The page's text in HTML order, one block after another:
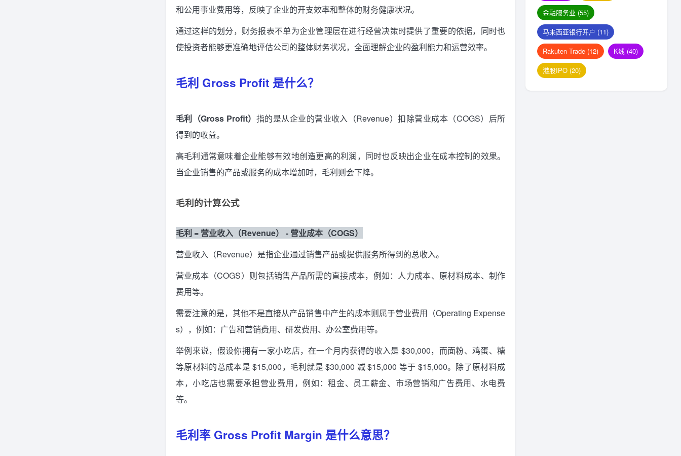
和公用事业费用等，反映了企业的开支效率和整体的财务健康状况。
通过这样的划分，财务报表不单为企业管理层在进行经营决策时提供了重要的依据，同时也
使投资者能够更准确地评估公司的整体财务状况，全面理解企业的盈利能力和运营效率。
毛利 Gross Profit 是什么？
毛利（Gross Profit） 指的是从企业的营业收入（Revenue）扣除营业成本（COGS）后所
得到的收益。
高毛利通常意味着企业能够有效地创造更高的利润，同时也反映出企业在成本控制的效果。
当企业销售的产品或服务的成本增加时，毛利则会下降。
毛利的计算公式
毛利 = 营业收入（Revenue） - 营业成本（COGS）
营业收入（Revenue）是指企业通过销售产品或提供服务所得到的总收入。
营业成本（COGS）则包括销售产品所需的直接成本，例如：人力成本、原材料成本、制作
费用等。
需要注意的是，其他不是直接从产品销售中产生的成本则属于营业费用（Operating Expense
s），例如：广告和营销费用、研发费用、办公室费用等。
举例来说，假设你拥有一家小吃店，在一个月内获得的收入是 $30,000，而面粉、鸡蛋、糖
等原材料的总成本是 $15,000，毛利就是 $30,000 减 $15,000 等于 $15,000。除了原材料成
本，小吃店也需要承担营业费用，例如：租金、员工薪金、市场营销和广告费用、水电费
等。
毛利率 Gross Profit Margin 是什么意思？
金融服务业 (55)
马来西亚银行开户 (11)
Rakuten Trade (12) K线 (40)
港股IPO (20)